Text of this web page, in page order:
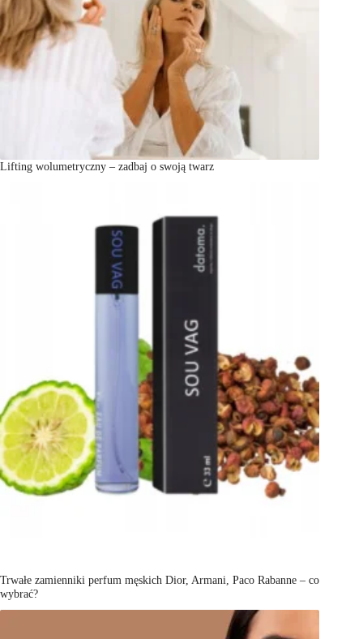
Lifting wolumetryczny – zadbaj o swoją twarz
Trwałe zamienniki perfum męskich Dior, Armani, Paco Rabanne – co
wybrać?